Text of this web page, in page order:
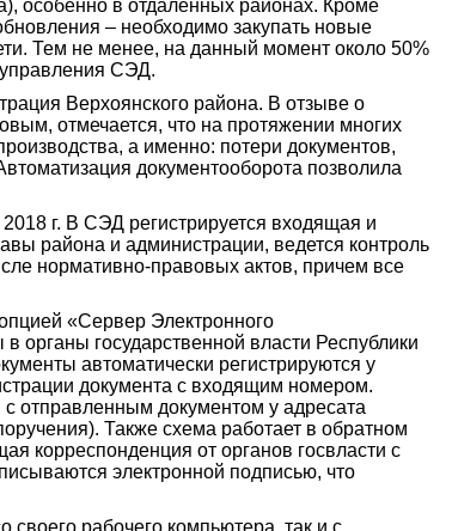
особенно в отдаленных районах. Кроме
– необходимо закупать новые
Тем не менее, на данный момент около 50%
СЭД.
Верхоянского района. В отзыве о
отмечается, что на протяжении многих
а именно: потери документов,
документооборота позволила
г. В СЭД регистрируется входящая и
района и администрации, ведется контроль
нормативно-правовых актов, причем все
«Сервер Электронного
органы государственной власти Республики
автоматически регистрируются у
документа с входящим номером.
отправленным документом у адресата
Также схема работает в обратном
корреспонденция от органов госвласти с
электронной подписью, что
рабочего компьютера, так и с